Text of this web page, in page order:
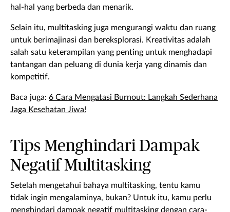
hal-hal yang berbeda dan menarik.
Selain itu, multitasking juga mengurangi waktu dan ruang
untuk berimajinasi dan bereksplorasi. Kreativitas adalah
salah satu keterampilan yang penting untuk menghadapi
tantangan dan peluang di dunia kerja yang dinamis dan
kompetitif.
Baca juga: 6 Cara Mengatasi Burnout: Langkah Sederhana
Jaga Kesehatan Jiwa!
Tips Menghindari Dampak
Negatif Multitasking
Setelah mengetahui bahaya multitasking, tentu kamu
tidak ingin mengalaminya, bukan? Untuk itu, kamu perlu
menghindari dampak negatif multitasking dengan cara-